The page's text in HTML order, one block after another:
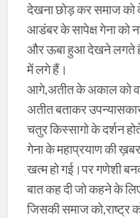
देखना छोड़ कर समाज
आडंबर के सापेक्ष गेना को
और ऊबा हुआ देखने लगते
में लगे हैं।
आगे,अतीत के अकाल को
अतीत बताकर
चतुर किस्सागो के दर्शन
गेना के महाप्रयाण की
खत्म हो गई।पर गणेशी
बात कह दी जो कहने के
जिसकी समाज को,राष्ट्र